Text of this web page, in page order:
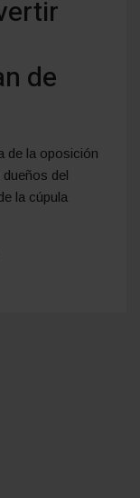
de
de la oposición
del
la cúpula